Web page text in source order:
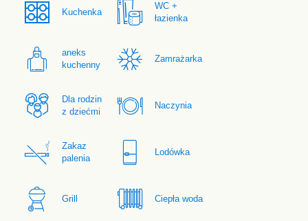
Kuchenka
WC +
łazienka
aneks
kuchenny
Zamrażarka
Dla rodzin
z dziećmi
Naczynia
Zakaz
palenia
Lodówka
Grill Ciepła woda